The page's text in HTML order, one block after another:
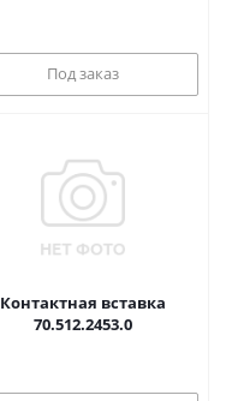
Под заказ
Контактная вставка
70.512.2453.0